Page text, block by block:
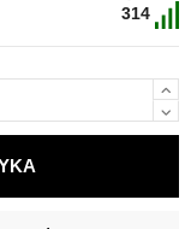
314